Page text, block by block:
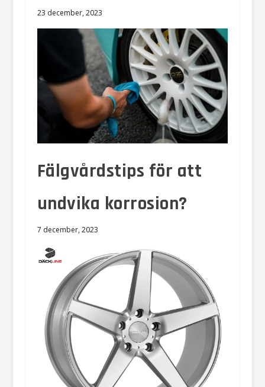
23 december, 2023
Fälgvårdstips för att
undvika korrosion?
7 december, 2023